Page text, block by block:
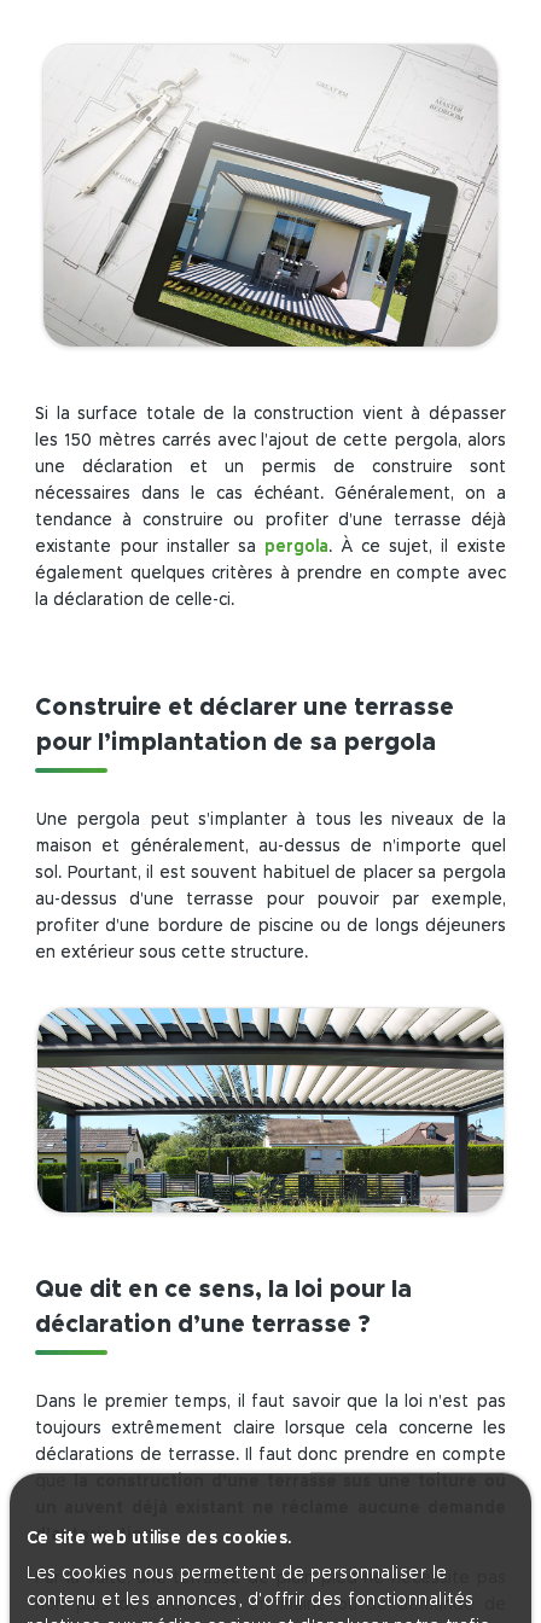
Ce site web utilise des cookies.
Les cookies nous permettent de personnaliser le
contenu et les annonces, d'offrir des fonctionnalités
Si la surface totale de la construction vient à dépasser
les 150 mètres carrés avec l’ajout de cette pergola, alors
une déclaration et un permis de construire sont
nécessaires dans le cas échéant. Généralement, on a
tendance à construire ou profiter d’une terrasse déjà
existante pour installer sa pergola. À ce sujet, il existe
également quelques critères à prendre en compte avec
la déclaration de celle-ci.
Construire et déclarer une terrasse
pour l’implantation de sa pergola
Une pergola peut s’implanter à tous les niveaux de la
maison et généralement, au-dessus de n’importe quel
sol. Pourtant, il est souvent habituel de placer sa pergola
au-dessus d’une terrasse pour pouvoir par exemple,
profiter d’une bordure de piscine ou de longs déjeuners
en extérieur sous cette structure.
Que dit en ce sens, la loi pour la
déclaration d’une terrasse ?
Dans le premier temps, il faut savoir que la loi n’est pas
toujours extrêmement claire lorsque cela concerne les
déclarations de terrasse. Il faut donc prendre en compte
d’autorisation.
Par la suite, une terrasse de plain-pied ne nécessite pas
non plus de déclaration en mairie ou de demande de